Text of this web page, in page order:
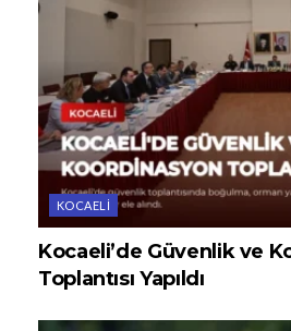
KOCAELI
Kocaeli’de Güvenlik ve
Toplantısı Yapıldı